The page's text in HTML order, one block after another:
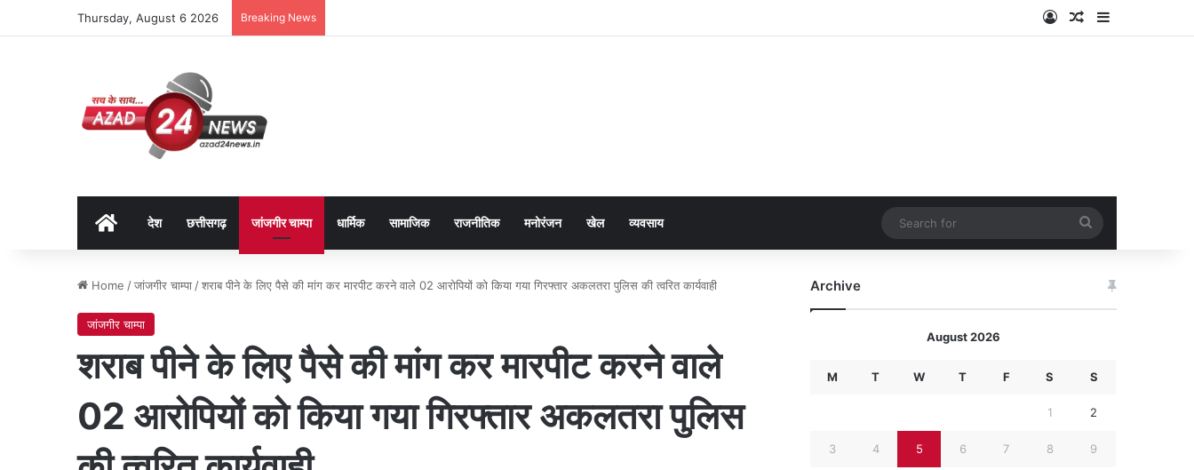
Thursday, August 6 2026 Breaking News Log InRandom Article
Sidebar
Homeदेश छत्तीसगढ़ जांजगीर चाम्पा धार्मिक सामाजिक राजनीतिक मनोरंजन खेल व्यवसाय
for
Home /जांजगीर चाम्पा /शराब पीने के लिए पैसे की मांग कर मारपीट करने वाले 02 आरोपियों को किया गया गिरफ्तार अकलतरा पुलिस की त्वरित कार्यवाही
जांजगीर चाम्पा
शराब पीने के लिए पैसे की मांग कर मारपीट करने वाले
02 आरोपियों को किया गया गिरफ्तार अकलतरा पुलिस
Archive
August 2026
M T W T F S S
1 2
3 4 5 6 7 8 9